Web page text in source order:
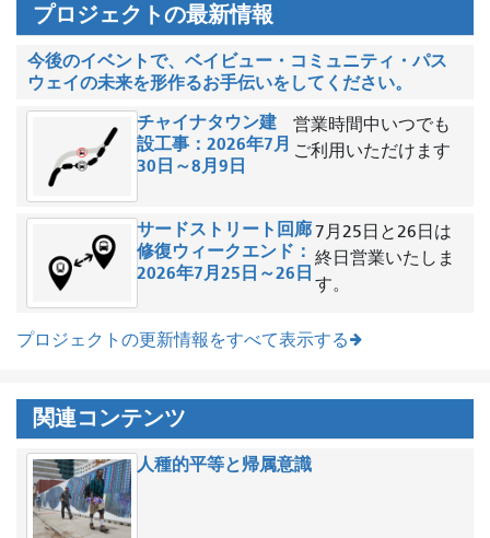
プロジェクトの最新情報
今後のイベントで、ベイビュー・コミュニティ・パス
ウェイの未来を形作るお手伝いをしてください。
チャイナタウン建
設工事：2026年7月
30日～8月9日
営業時間中いつでも
ご利用いただけます
サードストリート回廊
修復ウィークエンド：
2026年7月25日～26日
7月25日と26日は
終日営業いたしま
す。
プロジェクトの更新情報をすべて表示する
関連コンテンツ
人種的平等と帰属意識